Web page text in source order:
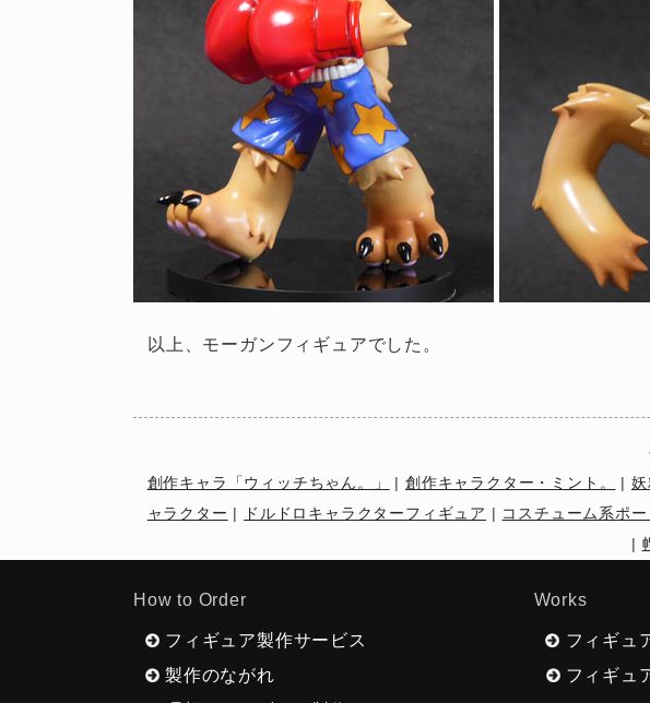
以上、モーガンフィギュアでした。
創作キャラ「ウィッチちゃん。」
|創作キャラクター・ミント。 | 妖
ャラクター | ドルドロキャラクターフィギュア | コスチューム系ポー
|
How to Order
フィギュア製作サービス
製作のながれ
Works
フィギュ
フィギュ